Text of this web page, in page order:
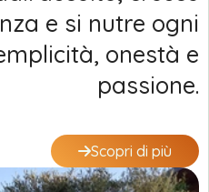
e si nutre ogni
onestà e
passione.
Scopri di più